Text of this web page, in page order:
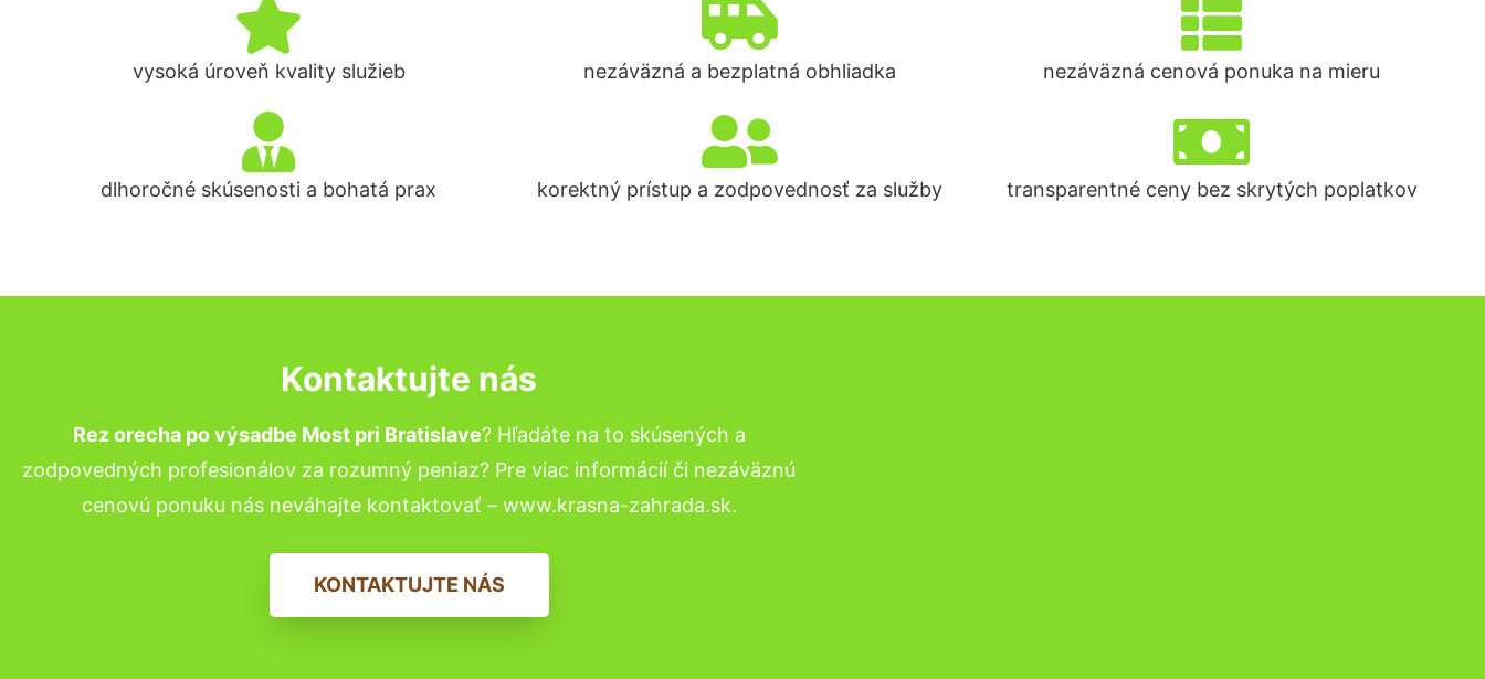
vysoká úroveň kvality služieb nezáväzná a bezplatná obhliadka nezáväzná cenová ponuka na mieru
dlhoročné skúsenosti a bohatá prax korektný prístup a zodpovednosť za služby transparentné ceny bez skrytých poplatkov
Kontaktujte nás
Rez orecha po výsadbe Most pri Bratislave? Hľadáte na to skúsených a
zodpovedných profesionálov za rozumný peniaz? Pre viac informácií či nezáväznú
cenovú ponuku nás neváhajte kontaktovať – www.krasna-zahrada.sk.
KONTAKTUJTE NÁS